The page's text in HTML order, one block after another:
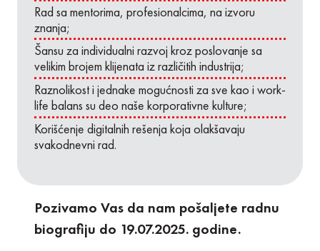
Rad sa mentorima, profesionalcima, na izvoru
znanja;
Šansu za individualni razvoj kroz poslovanje sa
velikim brojem klijenata iz različitih industrija;
Raznolikost i jednake mogućnosti za sve kao i work-
life balans su deo naše korporativne kulture;
Korišćenje digitalnih rešenja koja olakšavaju
svakodnevni rad.
Pozivamo Vas da nam pošaljete radnu
biografiju do 19.07.2025. godine.